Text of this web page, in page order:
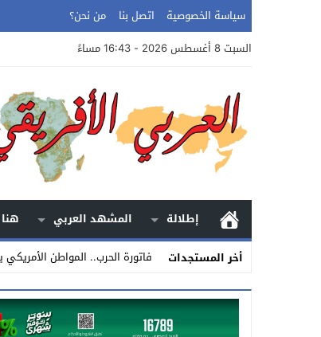
سياسة الخصوصية اتصل بنا
من نحن؟
السبت 8 أغسطس 2026 - 16:43 مساءً
إطلالة المشهد العربي
أخر المستجدات
فاتورة الحرب.. المواطن
Stop
Previous